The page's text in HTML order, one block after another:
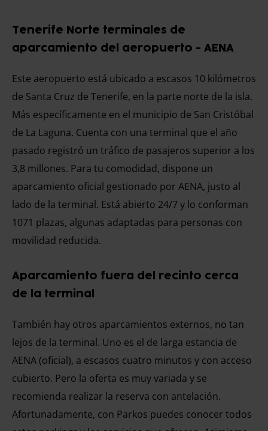
Tenerife Norte terminales de
aparcamiento del aeropuerto - AENA
Este aeropuerto está ubicado a escasos 10 kilómetros
de Santa Cruz de Tenerife, en la parte norte de la isla.
Más específicamente en el municipio de San Cristóbal
de La Laguna. Cuenta con una terminal que el año
pasado registró un tráfico de pasajeros superior a los
3,8 millones. Para tu comodidad, dispone un
aparcamiento oficial gestionado por AENA, justo al
lado de la terminal. Está abierto 24/7 y lo conforman
1071 plazas, algunas adaptadas para personas con
movilidad reducida.
Aparcamiento fuera del recinto cerca
de la terminal
También hay otros aparcamientos externos, no tan
lejos de la terminal. Uno es el de larga estancia de
AENA (oficial), a escasos cuatro minutos y con acceso
cubierto. Pero la oferta es muy variada y se
recomienda realizar la reserva con antelación.
Afortunadamente, con Parkos puedes conocer todos